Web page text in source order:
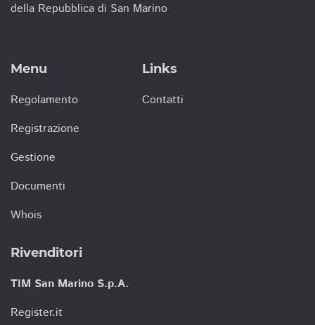
della Repubblica di San Marino
Menu
Regolamento
Registrazione
Gestione
Documenti
Whois
Links
Contatti
Rivenditori
TIM San Marino S.p.A.
Register.it